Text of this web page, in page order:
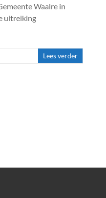
Waalre in
uitreiking
Lees verder